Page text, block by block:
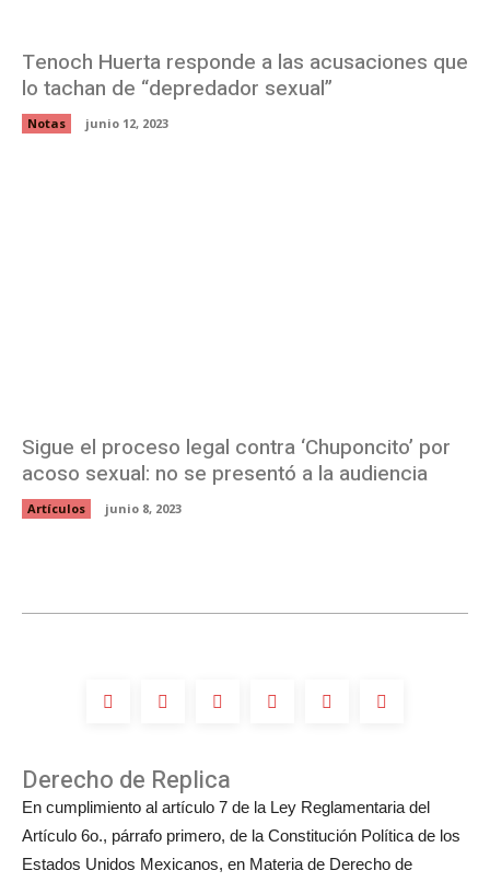
Tenoch Huerta responde a las acusaciones que
lo tachan de “depredador sexual”
Notas junio 12, 2023
Sigue el proceso legal contra ‘Chuponcito’ por
acoso sexual: no se presentó a la audiencia
Artículos junio 8, 2023
Derecho de Replica
En cumplimiento al artículo 7 de la Ley Reglamentaria del
Artículo 6o., párrafo primero, de la Constitución Política de los
Estados Unidos Mexicanos, en Materia de Derecho de